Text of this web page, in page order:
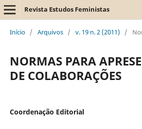
Revista Estudos Feministas
Início / Arquivos / v. 19 n. 2 (2011) /
NORMAS PARA
DE COLABORAÇÕES
Coordenação Editorial